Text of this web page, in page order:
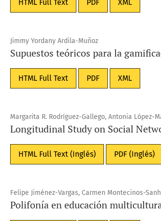
HTML Full Text PDF XML
Jimmy Yordany Ardila-Muñoz
Supuestos teóricos para la
HTML Full Text PDF XML
Margarita R. Rodríguez-Gallego, Antonia López-
Longitudinal Study on Social
HTML Full Text (Inglés) PDF (Inglés)
Felipe Jiménez-Vargas, Carmen Montecinos-
Polifonía en educación